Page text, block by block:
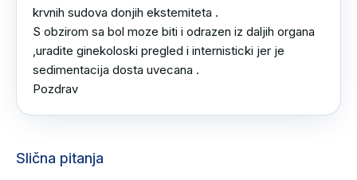
krvnih sudova donjih ekstemiteta .
S obzirom sa bol moze biti i odrazen iz daljih organa
,uradite ginekoloski pregled i internisticki jer je
sedimentacija dosta uvecana .
Pozdrav
Slična pitanja